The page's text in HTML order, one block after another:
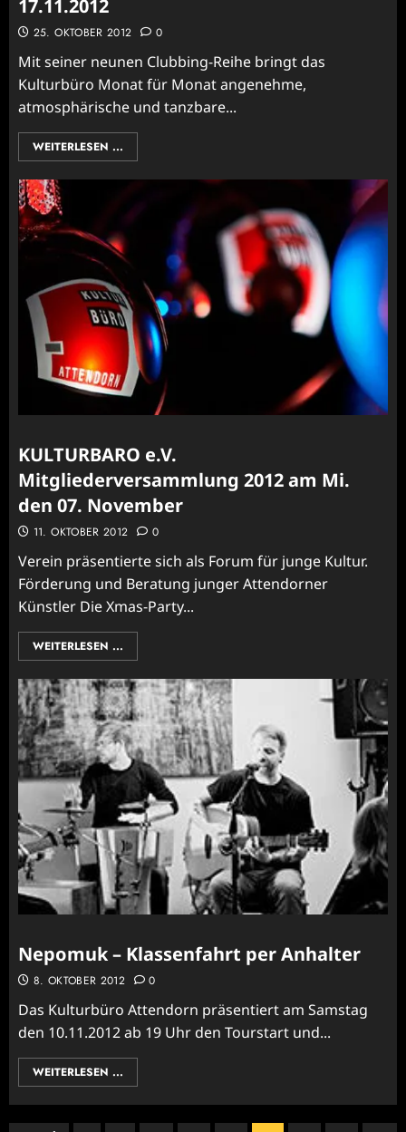
17.11.2012
25. OKTOBER 2012 0
Mit seiner neunen Clubbing-Reihe bringt das
Kulturbüro Monat für Monat angenehme,
atmosphärische und tanzbare...
WEITERLESEN ...
KULTURBARO e.V.
Mitgliederversammlung 2012 am Mi.
den 07. November
11. OKTOBER 2012 0
Verein präsentierte sich als Forum für junge Kultur.
Förderung und Beratung junger Attendorner
Künstler Die Xmas-Party...
WEITERLESEN ...
Nepomuk – Klassenfahrt per Anhalter
8. OKTOBER 2012 0
Das Kulturbüro Attendorn präsentiert am Samstag
den 10.11.2012 ab 19 Uhr den Tourstart und...
WEITERLESEN ...